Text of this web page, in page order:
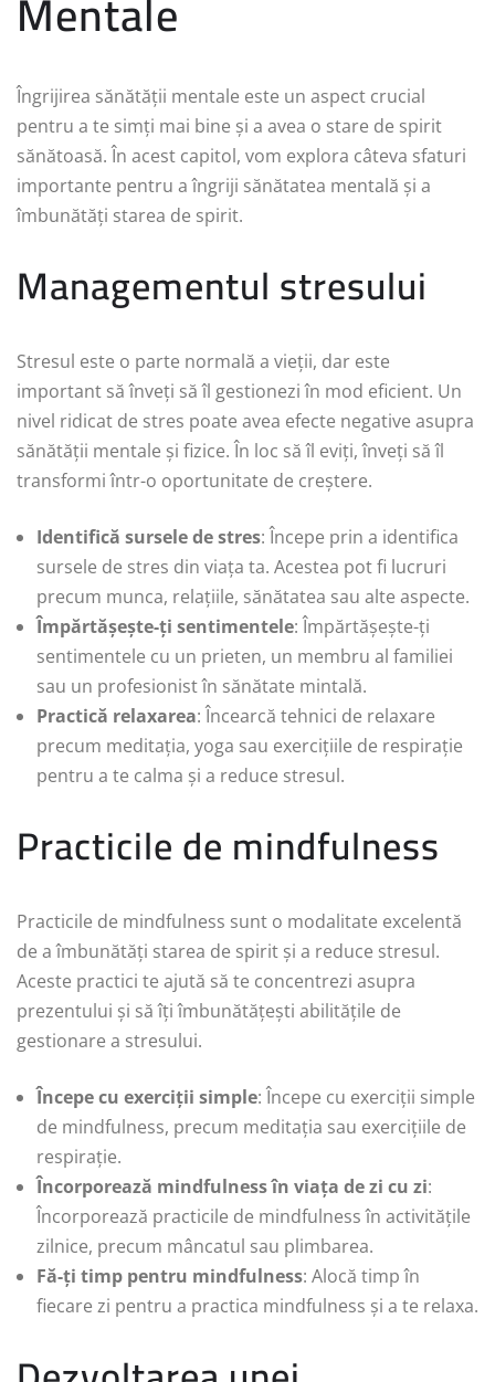
Îngrijirea sănătății mentale este un aspect crucial
pentru a te simți mai bine și a avea o stare de spirit
sănătoasă. În acest capitol, vom explora câteva sfaturi
importante pentru a îngriji sănătatea mentală și a
îmbunătăți starea de spirit.
Managementul stresului
Stresul este o parte normală a vieții, dar este
important să înveți să îl gestionezi în mod eficient. Un
nivel ridicat de stres poate avea efecte negative asupra
sănătății mentale și fizice. În loc să îl eviți, înveți să îl
transformi într-o oportunitate de creștere.
Identifică sursele de stres: Începe prin a identifica
sursele de stres din viața ta. Acestea pot fi lucruri
precum munca, relațiile, sănătatea sau alte aspecte.
Împărtășește-ți sentimentele: Împărtășește-ți
sentimentele cu un prieten, un membru al familiei
sau un profesionist în sănătate mintală.
Practică relaxarea: Încearcă tehnici de relaxare
precum meditația, yoga sau exercițiile de respirație
pentru a te calma și a reduce stresul.
Practicile de mindfulness
Practicile de mindfulness sunt o modalitate excelentă
de a îmbunătăți starea de spirit și a reduce stresul.
Aceste practici te ajută să te concentrezi asupra
prezentului și să îți îmbunătățești abilitățile de
gestionare a stresului.
Începe cu exerciții simple: Începe cu exerciții simple
de mindfulness, precum meditația sau exercițiile de
respirație.
Încorporează mindfulness în viața de zi cu zi:
Încorporează practicile de mindfulness în activitățile
zilnice, precum mâncatul sau plimbarea.
Fă-ți timp pentru mindfulness: Alocă timp în
fiecare zi pentru a practica mindfulness și a te relaxa.